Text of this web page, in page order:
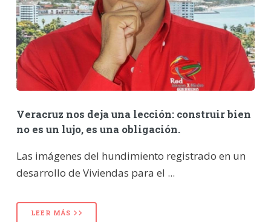
Veracruz nos deja una lección: construir bien
no es un lujo, es una obligación.
Las imágenes del hundimiento registrado en un
desarrollo de Viviendas para el ...
LEER MÁS